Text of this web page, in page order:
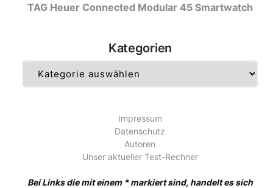
TAG Heuer Connected Modular 45 Smartwatch
Kategorien
Impressum
Datenschutz
Autoren
Unser aktueller Test-Rechner
Bei Links die mit einem * markiert sind, handelt es sich